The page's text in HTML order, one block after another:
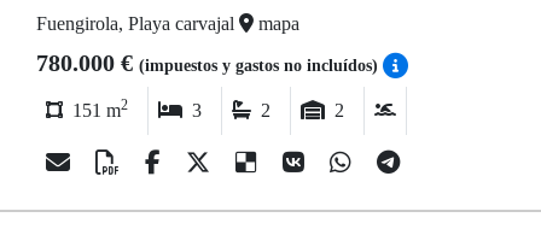
Fuengirola, Playa carvajal mapa
780.000 € (impuestos y gastos no incluídos)
151 m2 3 2 2